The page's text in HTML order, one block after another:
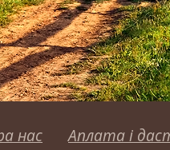
нас Аплата і